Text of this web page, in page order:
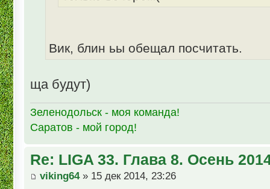
Вик, блин ьы обещал посчитать.
ща будут)
Зеленодольск - моя команда!
Саратов - мой город!
Re: LIGA 33. Глава 8. Осень
viking64» 15 дек 2014, 23:26